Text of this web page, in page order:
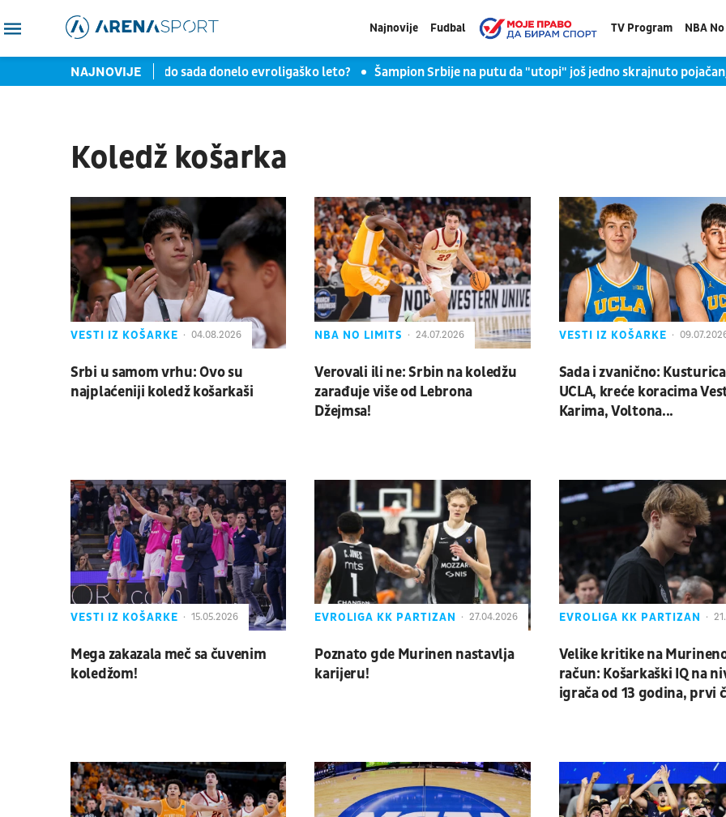
Najnovije Fudbal TV Program NBA
NAJNOVIJE
Šta nam je do sada donelo evroligaško leto? Šampion Srbije na putu da "utopi" još jedno skrajnuto
Koledž košarka
VESTI IZ KOŠARKE 04.08.2026
Srbi u samom vrhu: Ovo su
najplaćeniji koledž košarkaši
NBA NO LIMITS 24.07.2026
Verovali ili ne: Srbin na koledžu
zarađuje više od Lebrona
Džejmsa!
VESTI IZ KOŠARKE
Sada i zvanično:
UCLA, kreće koracima
Karima, Voltona...
VESTI IZ KOŠARKE 15.05.2026
Mega zakazala meč sa čuvenim
koledžom!
EVROLIGA KK PARTIZAN 27.04.2026
Poznato gde Murinen nastavlja
karijeru!
EVROLIGA KK PARTIZAN
Velike kritike na
račun: Košarkaški IQ na
igrača od 13 godina, prvi